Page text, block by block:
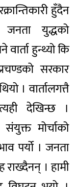
हुँदैन
जनता युद्धको
हुन्थ्यो कि
सरकार
। वार्तालगत्तै
देखिन्छ ।
मोर्चाको
पर्यो । जनता
राख्दैनन् । हामी